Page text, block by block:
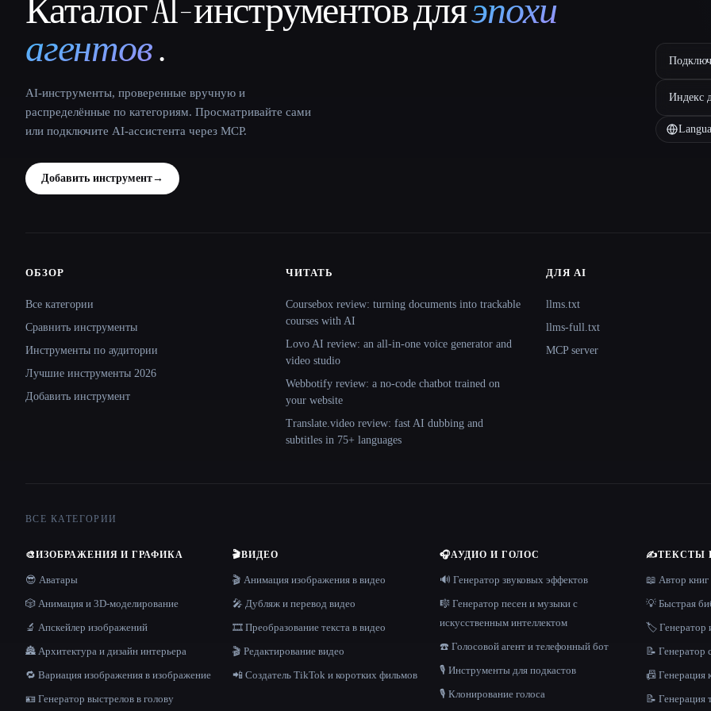
That AI Collection
агентов.
AI-инструменты, проверенные вручную и
распределённые по категориям. Просматривайте сами
или подключите AI-ассистента через MCP.
Добавить инструмент→
Индекс
Site navigation
ОБЗОР
Все категории
Сравнить инструменты
Инструменты по аудитории
Лучшие инструменты 2026
Добавить инструмент
ЧИТАТЬ
Coursebox review: turning documents into trackable
courses with AI
Lovo AI review: an all-in-one voice generator and
video studio
Webbotify review: a no-code chatbot trained on
your website
Translate.video review: fast AI dubbing and
subtitles in 75+ languages
ДЛЯ AI
llms.txt
llms-full.txt
MCP server
ВСЕ КАТЕГОРИИ
🎨ИЗОБРАЖЕНИЯ И ГРАФИКА
😎 Аватары
🎲 Анимация и 3D-моделирование
🔬 Апскейлер изображений
🏯 Архитектура и дизайн интерьера
🔁 Вариация изображения в изображение
🪪 Генератор выстрелов в голову
🎬ВИДЕО
🎬 Анимация изображения в видео
🎤 Дубляж и перевод видео
🎞️ Преобразование текста в видео
🎬 Редактирование видео
📲 Создатель TikTok и коротких фильмов
🎧АУДИО И ГОЛОС
🔊 Генератор звуковых эффектов
🎼 Генератор песен и музыки с
искусственным интеллектом
☎️ Голосовой агент и телефонный бот
🎙️ Инструменты для подкастов
🎙️ Клонирование голоса
✍️ТЕКСТЫ
📖 Автор
💡 Быстрая
🏷️ Генератор
📝 Генератор
📠 Генерация
📝 Генерация